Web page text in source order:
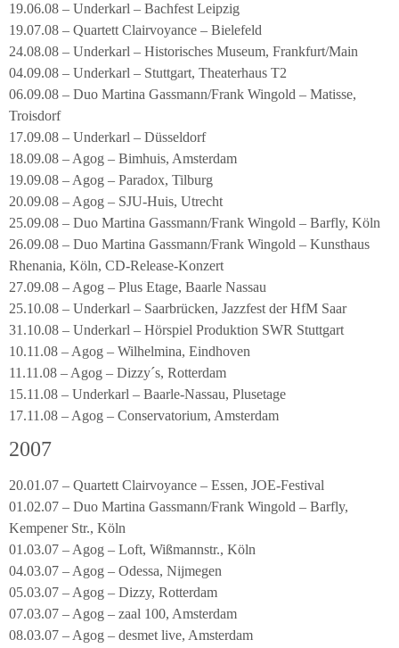
19.06.08 – Underkarl – Bachfest Leipzig
19.07.08 – Quartett Clairvoyance – Bielefeld
24.08.08 – Underkarl – Historisches Museum, Frankfurt/Main
04.09.08 – Underkarl – Stuttgart, Theaterhaus T2
06.09.08 – Duo Martina Gassmann/Frank Wingold – Matisse,
Troisdorf
17.09.08 – Underkarl – Düsseldorf
18.09.08 – Agog – Bimhuis, Amsterdam
19.09.08 – Agog – Paradox, Tilburg
20.09.08 – Agog – SJU-Huis, Utrecht
25.09.08 – Duo Martina Gassmann/Frank Wingold – Barfly, Köln
26.09.08 – Duo Martina Gassmann/Frank Wingold – Kunsthaus
Rhenania, Köln, CD-Release-Konzert
27.09.08 – Agog – Plus Etage, Baarle Nassau
25.10.08 – Underkarl – Saarbrücken, Jazzfest der HfM Saar
31.10.08 – Underkarl – Hörspiel Produktion SWR Stuttgart
10.11.08 – Agog – Wilhelmina, Eindhoven
11.11.08 – Agog – Dizzy´s, Rotterdam
15.11.08 – Underkarl – Baarle-Nassau, Plusetage
17.11.08 – Agog – Conservatorium, Amsterdam
2007
20.01.07 – Quartett Clairvoyance – Essen, JOE-Festival
01.02.07 – Duo Martina Gassmann/Frank Wingold – Barfly,
Kempener Str., Köln
01.03.07 – Agog – Loft, Wißmannstr., Köln
04.03.07 – Agog – Odessa, Nijmegen
05.03.07 – Agog – Dizzy, Rotterdam
07.03.07 – Agog – zaal 100, Amsterdam
08.03.07 – Agog – desmet live, Amsterdam